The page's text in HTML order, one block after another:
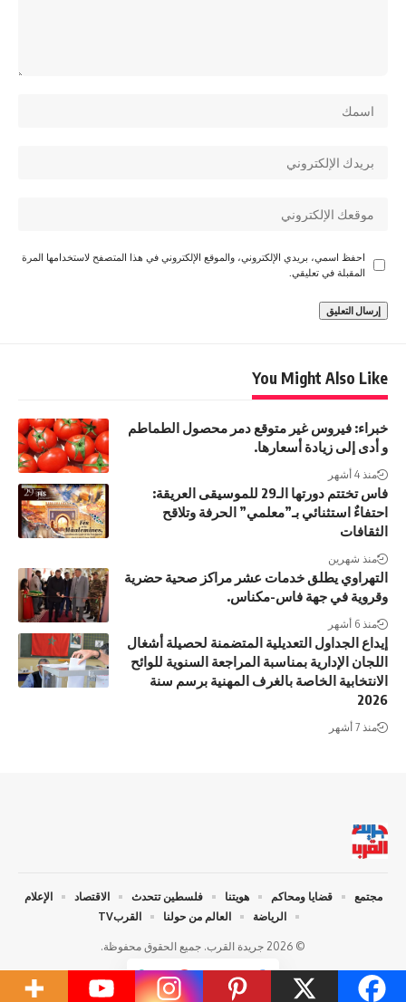
احفظ اسمي، بريدي الإلكتروني، والموقع الإلكتروني في هذا المتصفح لاستخدامها المرة
المقبلة في تعليقي.
You Might Also Like
خبراء: فيروس غير متوقع دمر محصول الطماطم
و أدى إلى زيادة أسعارها.
منذ 4 أشهر
فاس تختتم دورتها الـ29 للموسيقى العريقة:
احتفاءٌ استثنائي بـ”معلمي” الحرفة وتلاقح
الثقافات
منذ شهرين
التهراوي يطلق خدمات عشر مراكز صحية حضرية
وقروية في جهة فاس-مكناس.
منذ 6 أشهر
إيداع الجداول التعديلية المتضمنة لحصيلة أشغال
اللجان الإدارية بمناسبة المراجعة السنوية للوائح
الانتخابية الخاصة بالغرف المهنية برسم سنة
2026
منذ 7 أشهر
© 2026 جريدة القرب. جميع الحقوق محفوظة.
مجتمع قضايا ومحاكم هويتنا فلسطين تتحدث الاقتصاد
الإعلام
الرياضة
العالم من حولنا القربTV